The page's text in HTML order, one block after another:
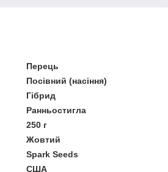
Перець
Посівний (насіння)
Гібрид
Ранньостигла
250 г
Жовтий
Spark Seeds
США